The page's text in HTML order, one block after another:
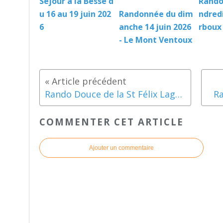
u 16 au 19 juin 202
6
Randonnée du dim
anche 14 juin 2026
- Le Mont Ventoux
rboux
Rando Douce de la St Félix Lagarde Paréol-Rochegude
COMMENTER CET ARTICLE
Ajouter un commentaire